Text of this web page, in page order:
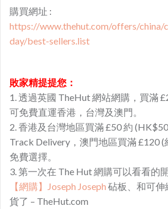
購買網址 :
https://www.thehut.com/offers/china/
day/best-sellers.list
敗家精提提您：
1. 透過英國 TheHut 網站網購，買滿
可免費直運香港，台灣及澳門。
2. 香港及台灣地區買滿 £50 約
Track Delivery，澳門地區買滿 £120 (
免費選擇。
3. 第一次在 The Hut 網購可以看看的
【網購】Joseph Joseph 砧板、和可伸
貨了 – TheHut.com